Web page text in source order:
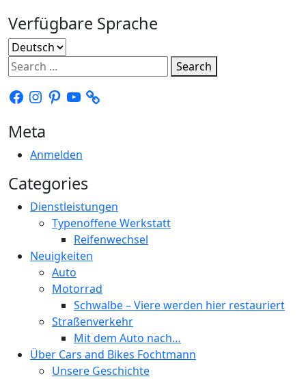
Verfügbare Sprache
Verfügbare
Sprache
Search
Facebook
Instagram
Pinterest
YouTube
Meta
Anmelden
Categories
Dienstleistungen
Typenoffene Werkstatt
Reifenwechsel
Neuigkeiten
Auto
Motorrad
Schwalbe – Viere werden hier restauriert
Straßenverkehr
Mit dem Auto nach…
Über Cars and Bikes Fochtmann
Unsere Geschichte